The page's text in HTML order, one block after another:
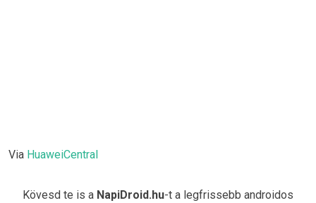
Via HuaweiCentral
Kövesd te is a NapiDroid.hu-t a legfrissebb androidos